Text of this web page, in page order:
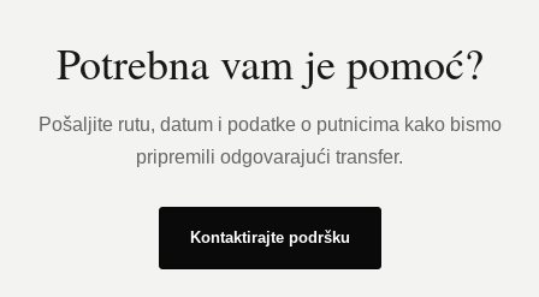
Potrebna vam je pomoć?
Pošaljite rutu, datum i podatke o putnicima kako bismo
pripremili odgovarajući transfer.
Kontaktirajte podršku